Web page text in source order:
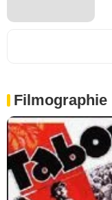
Filmographie